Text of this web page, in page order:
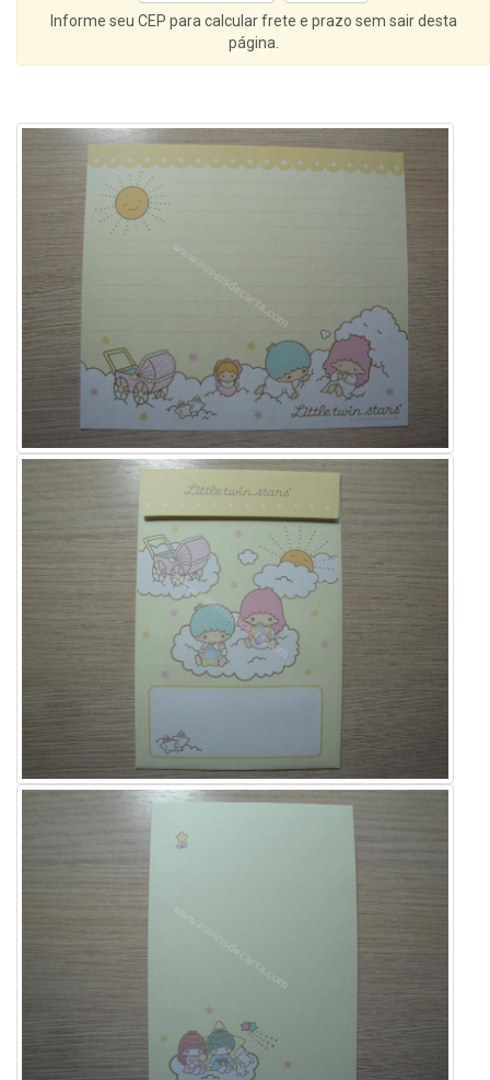
Informe seu CEP para calcular frete e prazo sem sair desta
página.